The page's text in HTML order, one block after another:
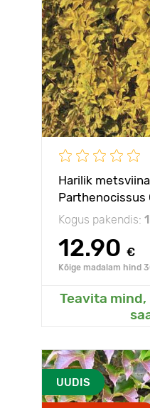
Harilik
Parthenocissus
Yellow Wall
Kogus pakendis:
12.90 €
Kõige madalam hind
Teavita
UUDIS